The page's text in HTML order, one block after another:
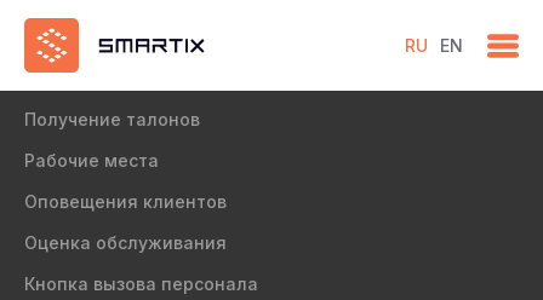
RU EN
Продукт
Получение талонов
Рабочие места
Оповещения клиентов
Оценка обслуживания
Кнопка вызова персонала